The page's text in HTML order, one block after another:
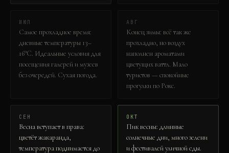
ИЮЛ
Самое прохладное время:
дневные температуры 13–
16°C. Идеальные условия для
посещения галерей и музеев
без очередей. Сухая погода.
АВГ
Конец зимы: всё так же
прохладно, но воздух
наполнен ароматами
цветущих ваттл. Мало
туристов — спокойные
прогулки по Рокс.
СЕН
Весна вступает в права:
цветёт жакаранда,
температура поднимается до
ОКТ
Пик весны: длинные
солнечные дни, много зелени
и фестивалей уличной еды.